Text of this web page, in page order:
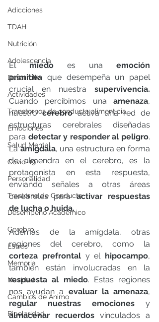
Adicciones
TDAH
Nutrición
Adolescencia
Desarrollo
Actividades
Transtornos de conducta alimenticia
Emociones
Salud Mental
Covid-19
Personalidad
Trastorno de Conducta
Desempeño Académico
Cerebro
Estrés
Memoria
Navidad
Cambios de Ánimo
Bipolaridad
El miedo es una emoción
primitiva que desempeña un papel
crucial en nuestra supervivencia.
Cuando percibimos una amenaza,
nuestro cerebro activa una red de
estructuras cerebrales diseñadas
para detectar y responder al peligro.
La amígdala, una estructura en forma
de almendra en el cerebro, es la
protagonista en esta respuesta,
enviando señales a otras áreas
cerebrales para activar respuestas
de lucha o huida.
Además de la amígdala, otras
corteza prefrontal y el hipocampo,
respuesta al miedo. Estas regiones
nos ayudan a evaluar la amenaza
regular nuestras emociones
almacenar recuerdos